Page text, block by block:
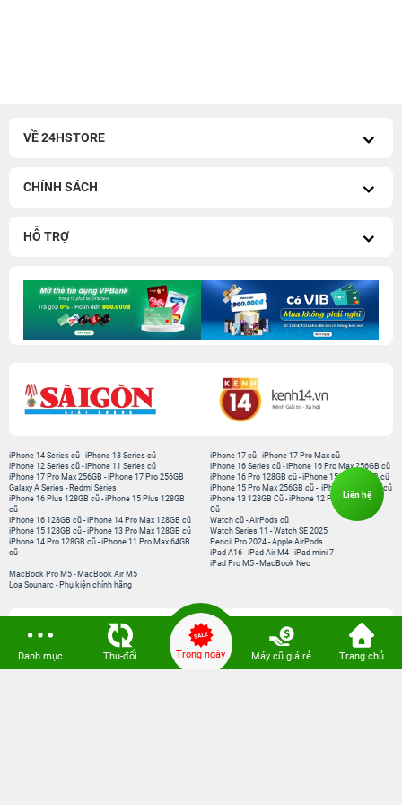
VỀ 24HSTORE
CHÍNH SÁCH
HỖ TRỢ
iPhone 14 Series cũ -iPhone 13 Series cũ
iPhone 12 Series cũ -iPhone 11 Series cũ
iPhone 17 Pro Max 256GB -iPhone 17 Pro 256GB
Galaxy A Series - Redmi Series
iPhone 17 cũ -iPhone 17 Pro Max cũ
iPhone 16 Series cũ - iPhone 16 Pro Max 256GB cũ
iPhone 16 Pro 128GB cũ -iPhone 15 Pro 128GB cũ
iPhone 15 Pro Max 256GB cũ - iPhone 15 Series cũ
iPhone 16 Plus 128GB cũ -iPhone 15 Plus 128GB
cũ
iPhone 16 128GB cũ -iPhone 14 Pro Max 128GB cũ
iPhone 15 128GB cũ -iPhone 13 Pro Max 128GB cũ
iPhone 14 Pro 128GB cũ -iPhone 11 Pro Max 64GB
cũ
iPhone 13 128GB Cũ -iPhone 12 Pro Max 128GB
Cũ
Watch cũ -AirPods cũ
Watch Series 11 -Watch SE 2025
Pencil Pro 2024 -Apple AirPods
iPad A16 -iPad Air M4 -iPad mini 7
iPad Pro M5 - MacBook Neo
MacBook Pro M5 - MacBook Air M5
Loa Sounarc - Phụ kiện chính hãng
Kết nối 24hStore
Danh mục Thu-đổi Trong ngày Máy cũ giá rẻ Trang chủ
Liên hệ